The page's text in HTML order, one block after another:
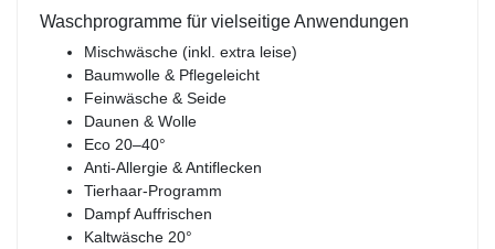
Waschprogramme für vielseitige Anwendungen
Mischwäsche (inkl. extra leise)
Baumwolle & Pflegeleicht
Feinwäsche & Seide
Daunen & Wolle
Eco 20–40°
Anti-Allergie & Antiflecken
Tierhaar-Programm
Dampf Auffrischen
Kaltwäsche 20°